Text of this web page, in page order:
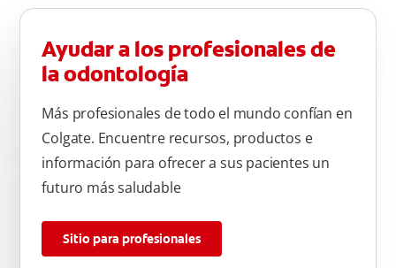
Ayudar a los profesionales de
la odontología
Más profesionales de todo el mundo confían en
Colgate. Encuentre recursos, productos e
información para ofrecer a sus pacientes un
futuro más saludable
Sitio para profesionales